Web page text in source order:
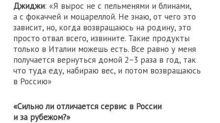
Джиджи: «Я вырос не с пельменями и блинами,
а с фокаччей и моцареллой. Не знаю, от чего это
зависит, но, когда возвращаюсь на родину, это
просто отвал всего, извините. Такие продукты
только в Италии можешь есть. Все равно у меня
получается вернуться домой 2−3 раза в год, так
что туда еду, набираю вес, и потом возвращаюсь
в Россию»
«Сильно ли отличается сервис в России
и за рубежом?»